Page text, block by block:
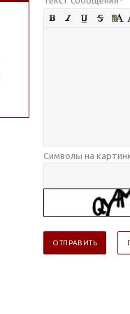
Символы на